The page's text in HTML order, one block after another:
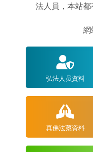
法人員，本站都
網
弘法人员資料
真佛法藏資料